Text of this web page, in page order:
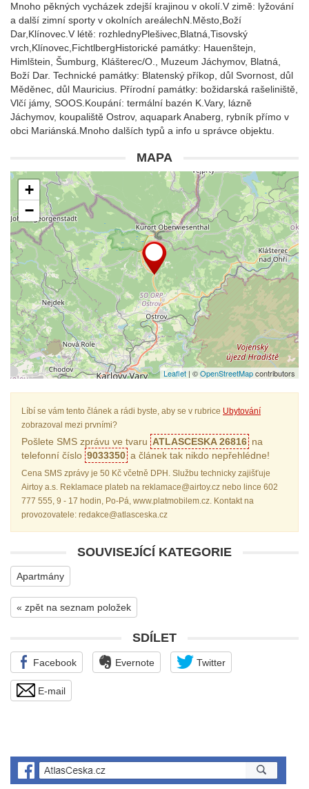
Mnoho pěkných vycházek zdejší krajinou v okolí.V zimě: lyžování
a další zimní sporty v okolních areálechN.Město,Boží
Dar,Klínovec.V létě: rozhlednyPlešivec,Blatná,Tisovský
vrch,Klínovec,FichtlbergHistorické památky: Hauenštejn,
Himlštein, Šumburg, Klášterec/O., Muzeum Jáchymov, Blatná,
Boží Dar. Technické památky: Blatenský příkop, důl Svornost, důl
Měděnec, důl Mauricius. Přírodní památky: božidarská rašeliniště,
Vlčí jámy, SOOS.Koupání: termální bazén K.Vary, lázně
Jáchymov, koupaliště Ostrov, aquapark Anaberg, rybník přímo v
obci Mariánská.Mnoho dalších typů a info u správce objektu.
MAPA
+
−
Leaflet | ©OpenStreetMapcontributors
Líbí se vám tento článek a rádi byste, aby se v rubrice Ubytování
zobrazoval mezi prvními?
Pošlete SMS zprávu ve tvaru ATLASCESKA 26816 na
telefonní číslo 9033350 a článek tak nikdo nepřehlédne!
Cena SMS zprávy je 50 Kč včetně DPH. Službu technicky zajišťuje
Airtoy a.s. Reklamace plateb na reklamace@airtoy.cz nebo lince 602
777 555, 9 - 17 hodin, Po-Pá, www.platmobilem.cz. Kontakt na
provozovatele: redakce@atlasceska.cz
SOUVISEJÍCÍ KATEGORIE
Apartmány
« zpět na seznam položek
SDÍLET
Facebook Evernote Twitter
E-mail